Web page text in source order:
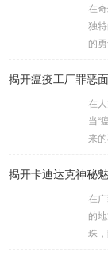
以
的
陷
在
独
的
大
来
意
恐
揭开瘟疫工厂罪恶
在
当“
来
是
科
历
战
揭开卡迪达克神秘
在
的
珠